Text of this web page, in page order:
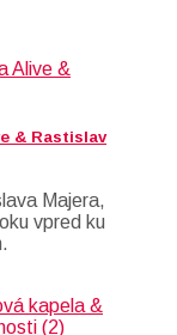
& Rastislav
Majera,
vpred ku